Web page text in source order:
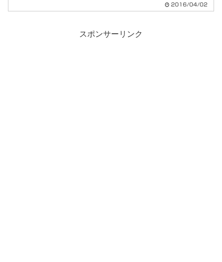
いにくい、Windows7までの画像ビュー
2016/04/02
スポンサーリンク